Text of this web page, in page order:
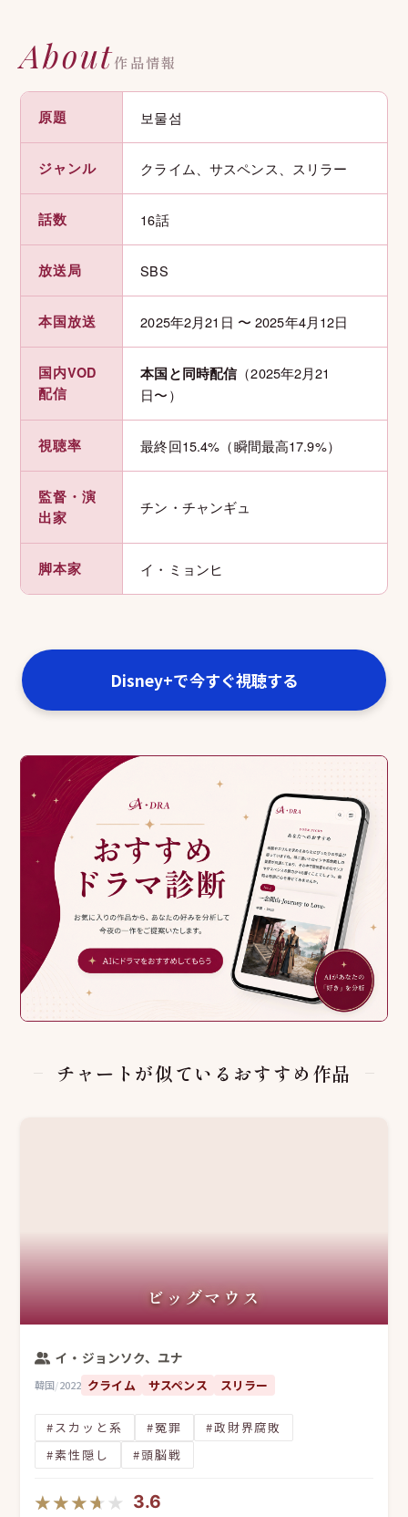
About作品情報
原題 보물섬
ジャンル クライム、サスペンス、スリラー
話数 16話
放送局 SBS
本国放送 2025年2月21日 〜 2025年4月12日
国内VOD
配信
本国と同時配信（2025年2月21
日〜）
視聴率 最終回15.4%（瞬間最高17.9%）
監督・演
出家
チン・チャンギュ
脚本家 イ・ミョンヒ
Disney+で今すぐ視聴する
チャートが似ているおすすめ作品
ビッグマウス
イ・ジョンソク、ユナ
韓国/2022 クライム サスペンス スリラー
#スカッと系 #冤罪
#政財界腐敗
#素性隠し
#頭脳戦
★★★★★
★★★★★ 3.6